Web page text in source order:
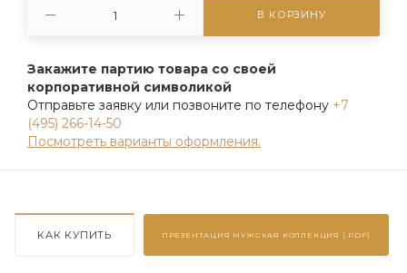
В КОРЗИНУ
Закажите партию товара со своей
корпоративной символикой
Отправьте заявку или позвоните по телефону +7
(495) 266-14-50
Посмотреть варианты оформления.
КАК КУПИТЬ ПРЕЗЕНТАЦИЯ МУЖСКАЯ КОЛЛЕКЦИЯ (.PDF)